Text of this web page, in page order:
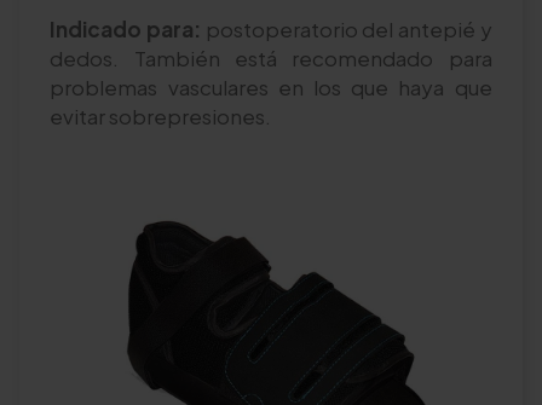
Indicado para: postoperatorio del antepié y
dedos. También está recomendado para
problemas vasculares en los que haya que
evitar sobrepresiones.